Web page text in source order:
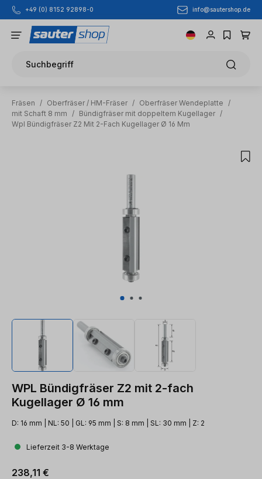
Zum Hauptinhalt springen
+49 (0) 8152 92898-0 info@sautershop.de
Suchbegriff
Fräsen / Oberfräser / HM-Fräser / Oberfräser Wendeplatte
/
mit Schaft 8 mm
/ Bündigfräser mit doppeltem Kugellager /
Wpl Bündigfräser Z2 Mit 2-Fach Kugellager Ø 16 Mm
WPL Bündigfräser Z2 mit 2-fach
Kugellager Ø 16 mm
D: 16 mm | NL: 50 | GL: 95 mm | S: 8 mm | SL: 30 mm | Z: 2
Lieferzeit 3-8 Werktage
Regulärer Preis:
238,11 €